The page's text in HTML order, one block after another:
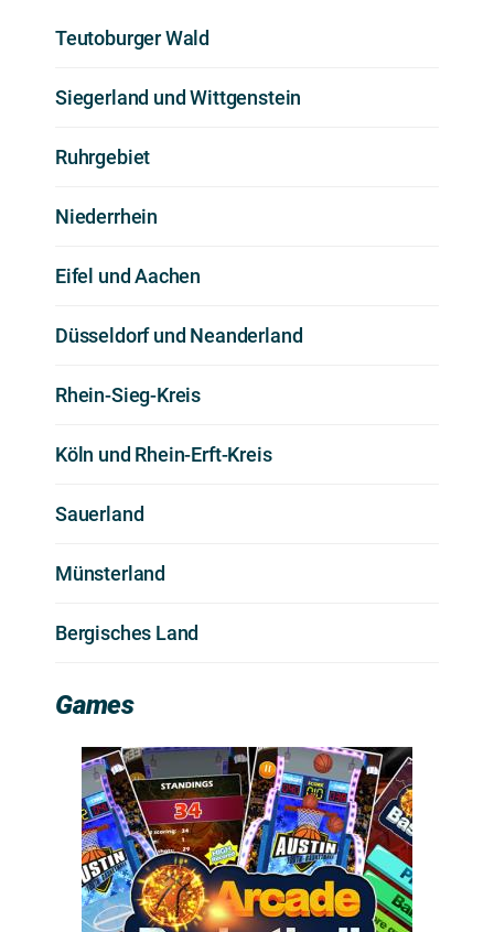
Teutoburger Wald
Siegerland und Wittgenstein
Ruhrgebiet
Niederrhein
Eifel und Aachen
Düsseldorf und Neanderland
Rhein-Sieg-Kreis
Köln und Rhein-Erft-Kreis
Sauerland
Münsterland
Bergisches Land
Games